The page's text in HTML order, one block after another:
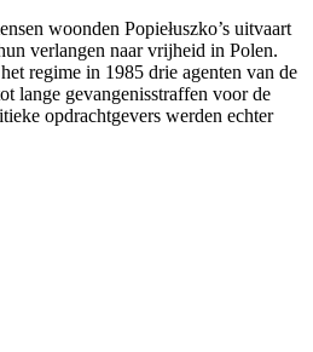
woonden Popiełuszko’s uitvaart
verlangen naar vrijheid in Polen.
regime in 1985 drie agenten van de
lange gevangenisstraffen voor de
opdrachtgevers werden echter